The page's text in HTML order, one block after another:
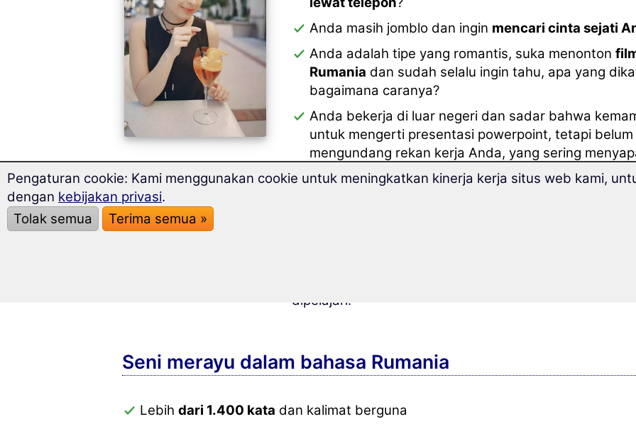
Anda masih jomblo dan ingin mencari cinta sejati
Anda adalah tipe yang romantis, suka menonton
Rumania dan sudah selalu ingin tahu, apa yang
bagaimana caranya?
Anda bekerja di luar negeri dan sadar bahwa
untuk mengerti presentasi powerpoint, tetapi
mengundang rekan kerja Anda, yang sering
untuk makan di restoran bersama?
dipelajari.
Seni merayu dalam bahasa Rumania
Lebih dari 1.400 kata dan kalimat berguna
Pengaturan cookie: Kami menggunakan cookie untuk meningkatkan kinerja kerja situs web kami,
dengan kebijakan privasi.
Tolak semua
Terima semua »